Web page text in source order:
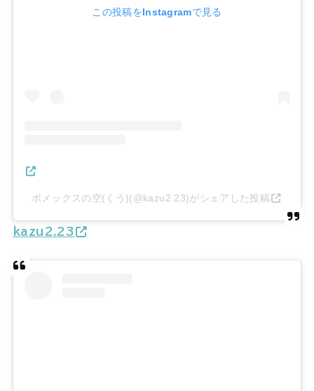
この投稿をInstagramで見る
ポメックスの空(くう)(@kazu2.23)がシェアした投稿
kazu2.23